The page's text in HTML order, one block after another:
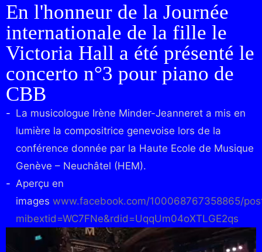
En l'honneur de la Journée
internationale de la fille le
Victoria Hall a été présenté le
concerto n°3 pour piano de
CBB
La musicologue Irène Minder-Jeanneret a mis en
lumière la compositrice genevoise lors de la
conférence donnée par la Haute Ecole de Musique
Genève – Neuchâtel (HEM).
Aperçu en
images www.facebook.com/100068767358865/
mibextid=WC7FNe&rdid=UqqUm04oXTLGE2qs